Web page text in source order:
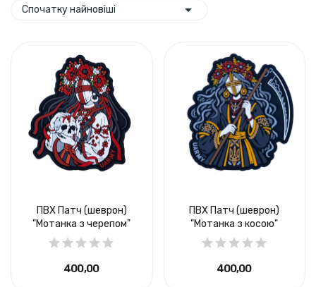
Спочатку найновіші 
ПВХ Патч (шеврон)
"Мотанка з черепом"
400,00 ₴
ПВХ Патч (шеврон)
"Мотанка з косою"
400,00 ₴